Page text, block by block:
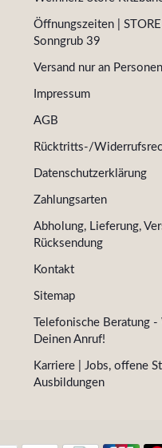
Öffnungszeiten |
Sonngrub 39
Versand nur an
Impressum
AGB
Rücktritts-/
Datenschutzerklärung
Zahlungsarten
Abholung, Lieferung,
Rücksendung
Kontakt
Sitemap
Telefonische Beratung
Deinen Anruf!
Karriere | Jobs, offene
Ausbildungen